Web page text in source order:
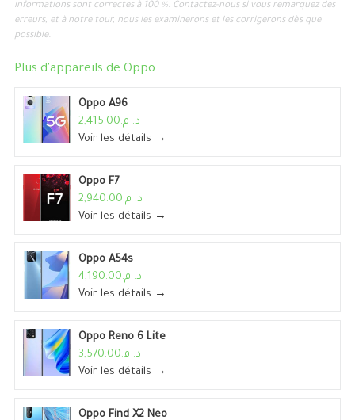
informations sont correctes à 100 %. Contactez-nous si vous remarquez des
erreurs, et à notre tour, nous les examinerons et les corrigerons dès que
possible.
Plus d'appareils de Oppo
Oppo A96
د. م.2,415.00
Voir les détails →
Oppo F7
د. م.2,940.00
Voir les détails →
Oppo A54s
د. م.4,190.00
Voir les détails →
Oppo Reno 6 Lite
د. م.3,570.00
Voir les détails →
Oppo Find X2 Neo